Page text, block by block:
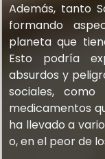
Además, tanto
formando
planeta que
Esto podría
absurdos y
sociales,
medicamentos
ha llevado a
o, en el peor de